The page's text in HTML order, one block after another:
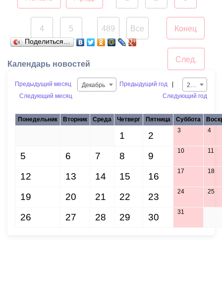
Бункерные площадки
расположены по
следующим адресам:
4
5
...
489 Все Конец
След.
Поделиться…
Календарь новостей
Предыдущий месяц
Декабрь
Следующий месяц
Предыдущий год
2016
Следующий год
Понедельник Вторник Среда Четверг Пятница Суббота
1 2 3 4
5 6 7 8 9 10 11
12 13 14 15 16 17 18
19 20 21 22 23 24 25
26 27 28 29 30 31